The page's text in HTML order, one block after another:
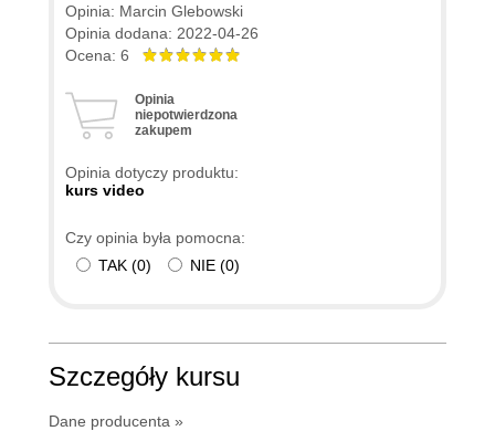
Opinia: Marcin Glebowski
Opinia dodana: 2022-04-26
Ocena: 6
Opinia
niepotwierdzona
zakupem
Opinia dotyczy produktu:
kurs video
Czy opinia była pomocna:
TAK (0) NIE (0)
Szczegóły kursu
Dane producenta »